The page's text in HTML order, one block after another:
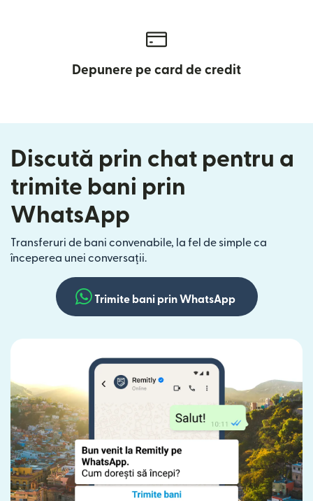
Depunere pe card de credit
Discută prin chat pentru a
trimite bani prin
WhatsApp
Transferuri de bani convenabile, la fel de simple ca
începerea unei conversații.
Trimite bani prin WhatsApp